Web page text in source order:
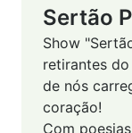
Sertão
Show
retirantes
de nós
coração!
Com